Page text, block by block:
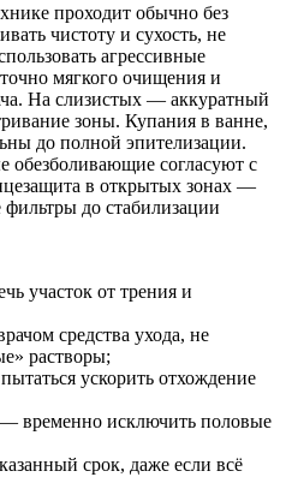
проходит обычно без
чистоту и сухость, не
агрессивные
мягкого очищения и
На слизистых — аккуратный
зоны. Купания в ванне,
до полной эпителизации.
обезболивающие согласуют с
в открытых зонах —
до стабилизации
участок от трения и
средства ухода, не
растворы;
ускорить отхождение
— временно исключить половые
срок, даже если всё